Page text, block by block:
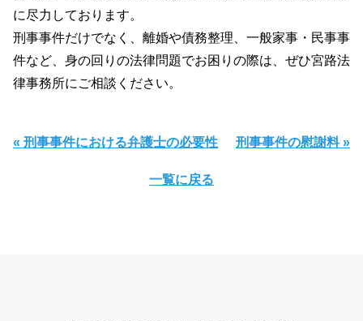
に尽力しております。
刑事事件だけでなく、離婚や債務整理、一般家事・民事事
件など、身の回りの法律問題でお困りの際は、ぜひ宮路法
律事務所にご相談ください。
« 刑事事件における弁護士の必要性 刑事事件の慰謝料 »
一覧に戻る